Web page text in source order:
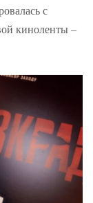
с
киноленты –